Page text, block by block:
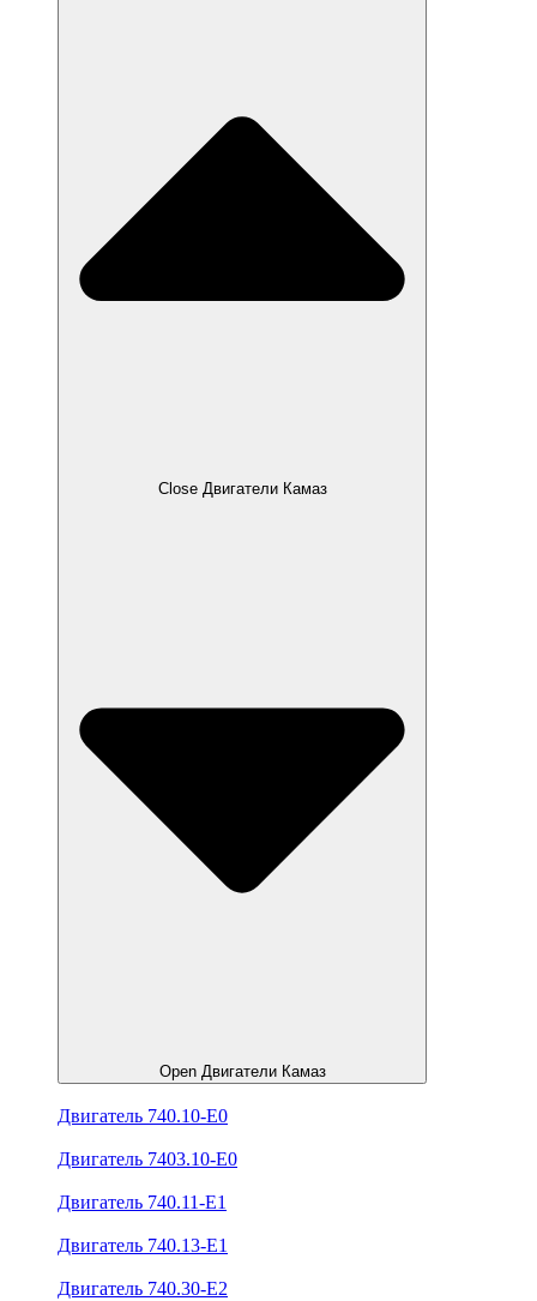
Close Двигатели Камаз
Open Двигатели Камаз
Двигатель 740.10-E0
Двигатель 7403.10-E0
Двигатель 740.11-E1
Двигатель 740.13-E1
Двигатель 740.30-E2